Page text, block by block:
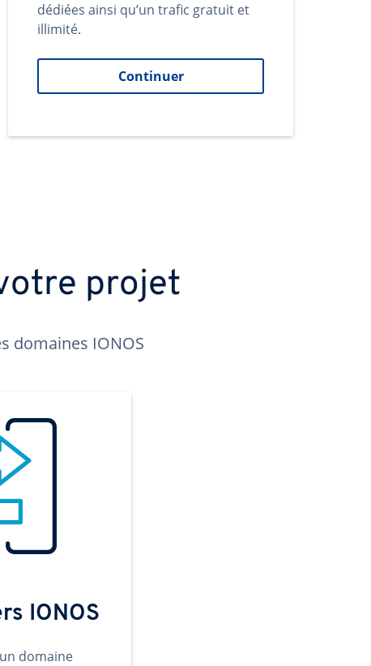
dédiées ainsi qu’un trafic gratuit et
illimité.
Continuer
projet
domaines IONOS
IONOS
domaine